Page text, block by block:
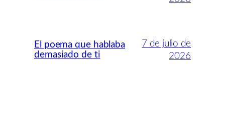
El poema que hablaba
demasiado de ti
7 de julio de
2026